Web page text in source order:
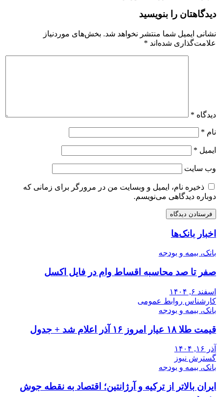
دیدگاهتان را بنویسید
نشانی ایمیل شما منتشر نخواهد شد. بخش‌های موردنیاز
علامت‌گذاری شده‌اند *
دیدگاه *
نام *
ایمیل *
وب‌ سایت
ذخیره نام، ایمیل و وبسایت من در مرورگر برای زمانی که
دوباره دیدگاهی می‌نویسم.
اخبار بانک‌ها
بانک، بیمه و بودجه
صفر تا صد محاسبه اقساط وام در فایل اکسل
اسفند ۶, ۱۴۰۴
کارشناس روابط عمومی
بانک، بیمه و بودجه
قیمت طلا ۱۸ عیار امروز ۱۶ آذر اعلام شد + جدول
آذر ۱۶, ۱۴۰۴
گسترش نیوز
بانک، بیمه و بودجه
ایران بالاتر از ترکیه و آرژانتین؛ اقتصاد به نقطه جوش